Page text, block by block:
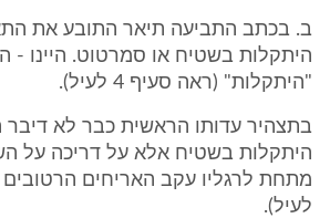
ב. בכתב התביעה תיאר התובע את
היתקלות בשטיח או סמרטוט. היינו -
"היתקלות" (ראה סעיף 4 לעיל).
בתצהיר עדותו הראשית כבר לא דיבר
היתקלות בשטיח אלא על דריכה על
לעיל).